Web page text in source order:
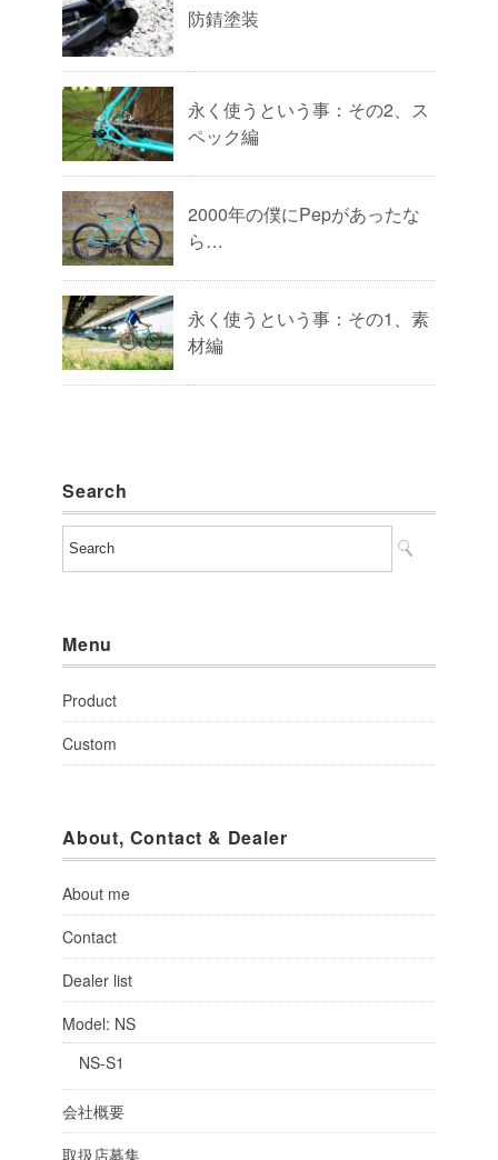
防錆塗装
永く使うという事：その2、ス
ペック編
2000年の僕にPepがあったな
ら…
永く使うという事：その1、素
材編
Search
Menu
Product
Custom
About, Contact & Dealer
About me
Contact
Dealer list
Model: NS
NS-S1
会社概要
取扱店募集